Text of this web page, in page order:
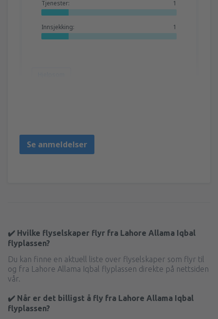
Tjenester: 1
Innsjekking: 1
Se anmeldelser
✔️ Hvilke flyselskaper flyr fra Lahore Allama Iqbal
flyplassen?
Du kan finne en aktuell liste over flyselskaper som flyr til
og fra Lahore Allama Iqbal flyplassen direkte på nettsiden
vår.
✔️ Når er det billigst å fly fra Lahore Allama Iqbal
flyplassen?